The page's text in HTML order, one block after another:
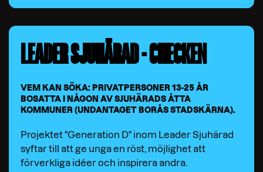
LEADER SJUHÄRAD - CHECKEN
VEM KAN SÖKA: PRIVATPERSONER 13-25 ÅR
BOSATTA I NÅGON AV SJUHÄRADS ÅTTA
KOMMUNER (UNDANTAGET BORÅS STADSKÄRNA).
Projektet "Generation D" inom Leader Sjuhärad
syftar till att ge unga en röst, möjlighet att
förverkliga idéer och inspirera andra.